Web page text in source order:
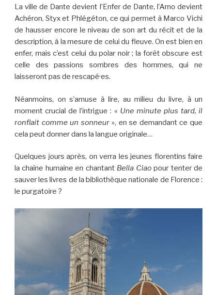
La ville de Dante devient l’Enfer de Dante, l’Arno devient
Achéron, Styx et Phlégéton, ce qui permet à Marco Vichi
de hausser encore le niveau de son art du récit et de la
description, à la mesure de celui du fleuve. On est bien en
enfer, mais c’est celui du polar noir ; la forêt obscure est
celle des passions sombres des hommes, qui ne
laisseront pas de rescapé·es.
Néanmoins, on s’amuse à lire, au milieu du livre, à un
moment crucial de l’intrigue : « Une minute plus tard, il
ronflait comme un sonneur», en se demandant ce que
cela peut donner dans la langue originale…
Quelques jours après, on verra les jeunes florentins faire
la chaîne humaine en chantant Bella Ciaopour tenter de
sauver les livres de la bibliothèque nationale de Florence :
le purgatoire ?